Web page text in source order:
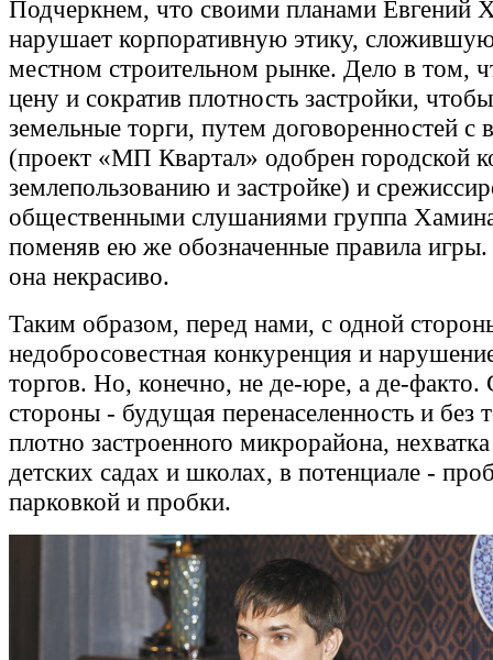
Подчеркнем, что своими планами Евгений
нарушает корпоративную этику,
местном строительном рынке. Дело в том,
цену и сократив плотность застройки,
земельные торги, путем договоренностей с
(проект «МП Квартал» одобрен городской
землепользованию и застройке) и
общественными слушаниями группа
поменяв ею же обозначенные правила игры.
она некрасиво.
Таким образом, перед нами, с одной
недобросовестная конкуренция и
торгов. Но, конечно, не де-юре, а де-факто.
стороны - будущая перенаселенность и без
плотно застроенного микрорайона,
детских садах и школах, в потенциале -
парковкой и пробки.